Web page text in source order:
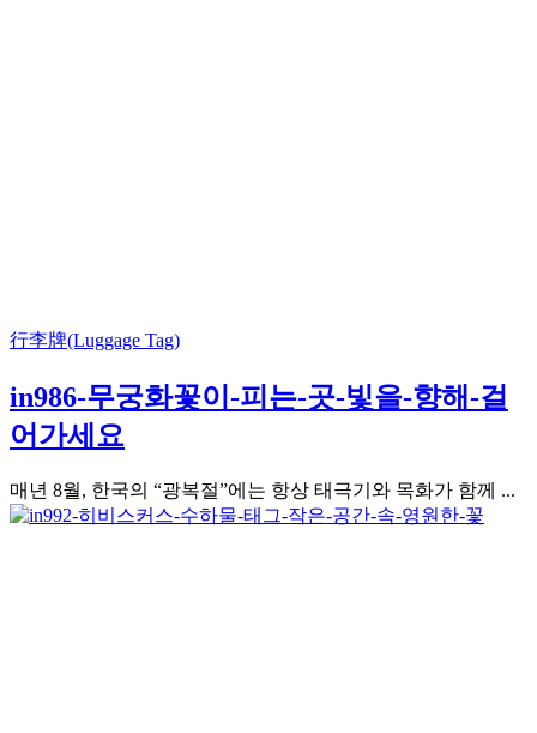
行李牌(Luggage Tag)
in986-무궁화꽃이-피는-곳-빛을-향해-걸
어가세요
매년 8월, 한국의 “광복절”에는 항상 태극기와 목화가 함께 ...